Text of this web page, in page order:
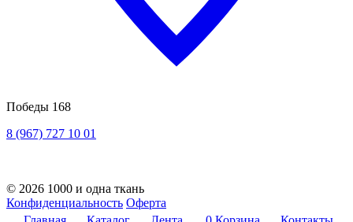
Победы 168
8 (967) 727 10 01
© 2026 1000 и одна ткань
Конфиденциальность Оферта